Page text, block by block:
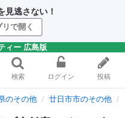
見逃さない！
リで開く
ィー 広島版
検索 ログイン 投稿
のその他 廿日市市のその他